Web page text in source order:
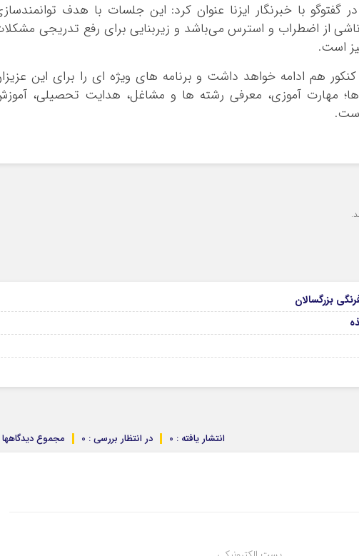
با خبرنگار ایزنا عنوان کرد: این جلسات با هدف
ناشی از اضطراب و استرس می‌باشد و زیربنایی برای رفع تدریجی
است.
هم ادامه خواهد داشت و برنامه های ویژه ای را برای این
ها؛ مهارت آموزی، معرفی رشته ها و مشاغل، هدایت تحصیلی،
مجموع دیدگاهها : در انتظار بررسی : 0 انتشار یافته : 0